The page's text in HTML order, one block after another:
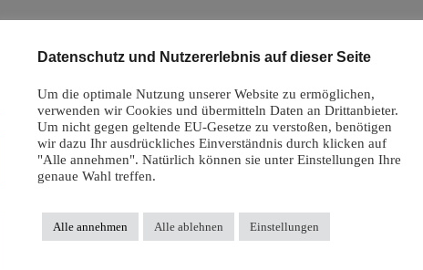
searching can help.
Datenschutz und Nutzererlebnis auf dieser Seite
Um die optimale Nutzung unserer Website zu ermöglichen,
verwenden wir Cookies und übermitteln Daten an Drittanbieter.
Um nicht gegen geltende EU-Gesetze zu verstoßen, benötigen
wir dazu Ihr ausdrückliches Einverständnis durch klicken auf
"Alle annehmen". Natürlich können sie unter Einstellungen Ihre
genaue Wahl treffen.
Alle annehmen Alle ablehnen Einstellungen